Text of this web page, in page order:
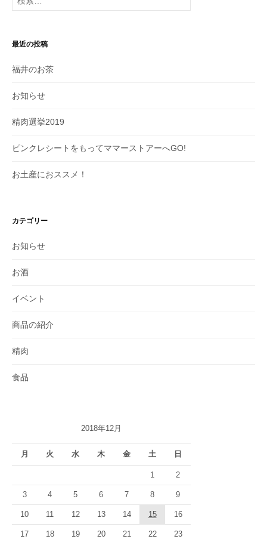
索:
最近の投稿
福井のお茶
お知らせ
精肉選挙2019
ピンクレシートをもってママーストアーへGO!
お土産におススメ！
カテゴリー
お知らせ
お酒
イベント
商品の紹介
精肉
食品
2018年12月
月 火 水 木 金 土 日
1 2
3 4 5 6 7 8 9
10 11 12 13 14 15 16
17 18 19 20 21 22 23